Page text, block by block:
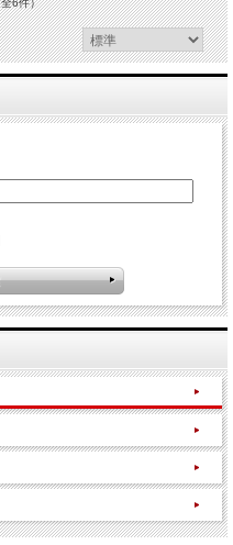
6件）